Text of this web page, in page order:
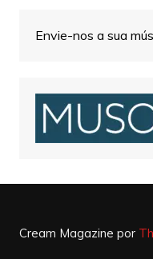
Envie-nos a sua
Cream Magazine por